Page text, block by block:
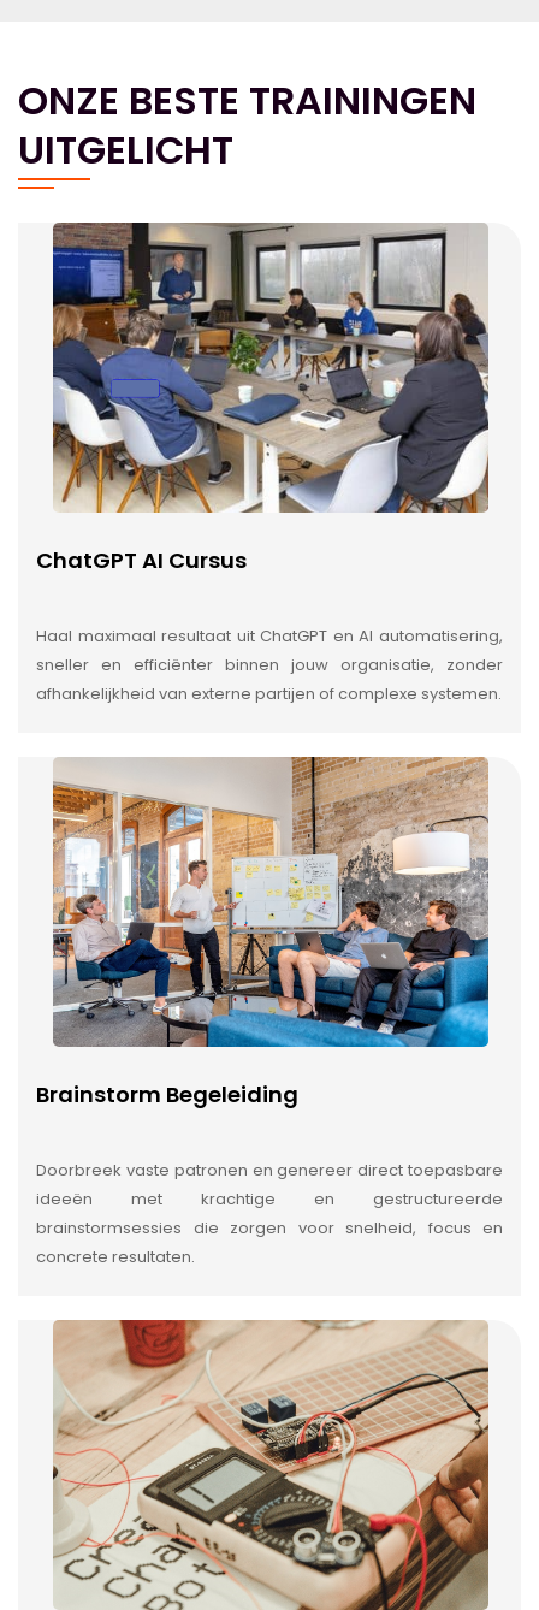
ONZE BESTE TRAININGEN
UITGELICHT
ChatGPT AI Cursus
Haal maximaal resultaat uit ChatGPT en AI automatisering,
sneller en efficiënter binnen jouw organisatie, zonder
afhankelijkheid van externe partijen of complexe systemen.
Brainstorm Begeleiding
Doorbreek vaste patronen en genereer direct toepasbare
ideeën met krachtige en gestructureerde
brainstormsessies die zorgen voor snelheid, focus en
concrete resultaten.